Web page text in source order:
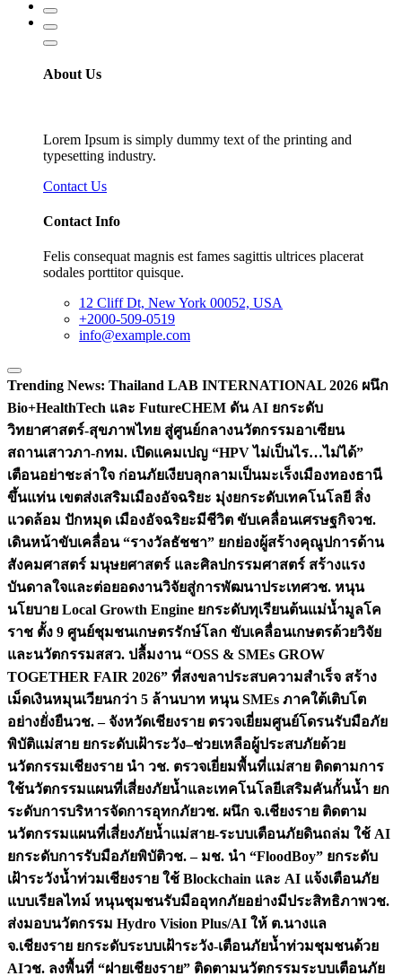
About Us
Lorem Ipsum is simply dummy text of the printing and
typesetting industry.
Contact Us
Contact Info
Felis consequat magnis est fames sagittis ultrices placerat
sodales porttitor quisque.
12 Cliff Dt, New York 00052, USA
+2000-509-0519
info@example.com
Trending News: Thailand LAB INTERNATIONAL 2026 ผนึก
Bio+HealthTech และ FutureCHEM ดัน AI ยกระดับ
วิทยาศาสตร์-สุขภาพไทย สู่ศูนย์กลางนวัตกรรมอาเซียน
สถานเสาวภา-กทม. เปิดแคมเปญ “HPV ไม่เป็นไร…ไม่ได้”
เตือนอย่าชะล่าใจ ก่อนภัยเงียบลุกลามเป็นมะเร็งเมืองทองธานี
ขึ้นแท่น เขตส่งเสริมเมืองอัจฉริยะ มุ่งยกระดับเทคโนโลยี สิ่ง
แวดล้อม ปักหมุด เมืองอัจฉริยะมีชีวิต ขับเคลื่อนเศรษฐกิจวช.
เดินหน้าขับเคลื่อน “รางวัลธัชชา” ยกย่องผู้สร้างคุณูปการด้าน
สังคมศาสตร์ มนุษยศาสตร์ และศิลปกรรมศาสตร์ สร้างแรง
บันดาลใจและต่อยอดงานวิจัยสู่การพัฒนาประเทศวช. หนุน
นโยบาย Local Growth Engine ยกระดับทุเรียนต้นแม่น้ำมูลโค
ราช ตั้ง 9 ศูนย์ชุมชนเกษตรรักษ์โลก ขับเคลื่อนเกษตรด้วยวิจัย
และนวัตกรรมสสว. ปลื้มงาน “OSS & SMEs GROW
TOGETHER FAIR 2026” ที่สงขลาประสบความสำเร็จ สร้าง
เม็ดเงินหมุนเวียนกว่า 5 ล้านบาท หนุน SMEs ภาคใต้เติบโต
อย่างยั่งยืนวช. – จังหวัดเชียงราย ตรวจเยี่ยมศูนย์โดรนรับมือภัย
พิบัติแม่สาย ยกระดับเฝ้าระวัง–ช่วยเหลือผู้ประสบภัยด้วย
นวัตกรรมเชียงราย นำ วช. ตรวจเยี่ยมพื้นที่แม่สาย ติดตามการ
ใช้นวัตกรรมแผนที่เสี่ยงภัยน้ำและเทคโนโลยีเสริมคันกั้นน้ำ ยก
ระดับการบริหารจัดการอุทกภัยวช. ผนึก จ.เชียงราย ติดตาม
นวัตกรรมแผนที่เสี่ยงภัยน้ำแม่สาย-ระบบเตือนภัยดินถล่ม ใช้ AI
ยกระดับการรับมือภัยพิบัติวช. – มช. นำ “FloodBoy” ยกระดับ
เฝ้าระวังน้ำท่วมเชียงราย ใช้ Blockchain และ AI แจ้งเตือนภัย
แบบเรียลไทม์ หนุนชุมชนรับมืออุทกภัยอย่างมีประสิทธิภาพวช.
ส่งมอบนวัตกรรม Hydro Vision Plus/AI ให้ ต.นางแล
จ.เชียงราย ยกระดับระบบเฝ้าระวัง-เตือนภัยน้ำท่วมชุมชนด้วย
AIวช. ลงพื้นที่ “ฝายเชียงราย” ติดตามนวัตกรรมระบบเตือนภัย